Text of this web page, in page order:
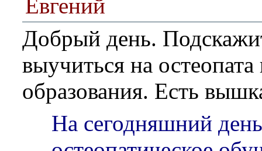
Евгений
Добрый день.
выучиться на
образования. Есть
На сегодняшний